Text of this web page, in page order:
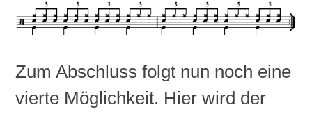
Zum Abschluss folgt nun noch eine
vierte Möglichkeit. Hier wird der